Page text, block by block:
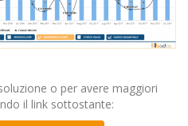
o per avere maggiori
il link sottostante: